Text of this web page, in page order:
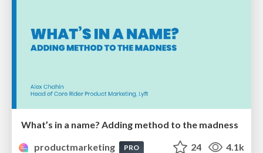
What’s in a name? Adding method to the madness
productmarketing
PRO 24 4.1k